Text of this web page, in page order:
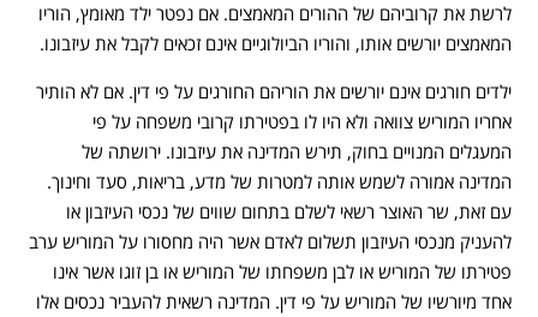
לרשת את קרוביהם של ההורים המאמצים. אם נפטר ילד מאומץ, הוריו
המאמצים יורשים אותו, והוריו הביולוגיים אינם זכאים לקבל את עיזבונו.
ילדים חורגים אינם יורשים את הוריהם החורגים על פי דין. אם לא הותיר
אחריו המוריש צוואה ולא היו לו בפטירתו קרובי משפחה על פי
המעגלים המנויים בחוק, תירש המדינה את עיזבונו. ירושתה של
המדינה אמורה לשמש אותה למטרות של מדע, בריאות, סעד וחינוך.
עם זאת, שר האוצר רשאי לשלם בתחום שווים של נכסי העיזבון או
להעניק מנכסי העיזבון תשלום לאדם אשר היה מחסורו על המוריש ערב
פטירתו של המוריש או לבן משפחתו של המוריש או בן זוגו אשר אינו
אחד מיורשיו של המוריש על פי דין. המדינה רשאית להעביר נכסים אלו